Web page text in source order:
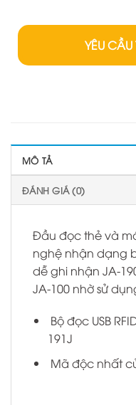
YÊU
MÔ TẢ
ĐÁNH GIÁ (0)
Đầu đọc thẻ và
nghệ nhận dạng
dễ ghi nhận JA-
JA-100 nhờ sử
Bộ đọc USB
191J
Mã độc nhất